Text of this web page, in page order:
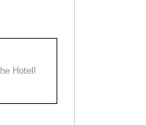
Hotel!